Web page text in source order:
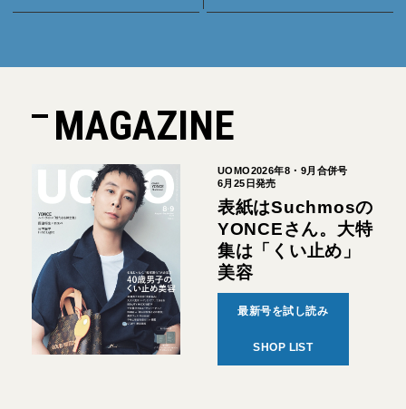
MAGAZINE
UOMO2026年8・9月合併号
6月25日発売
表紙はSuchmosの
YONCEさん。大特
集は「くい止め」
美容
最新号を試し読み
SHOP LIST